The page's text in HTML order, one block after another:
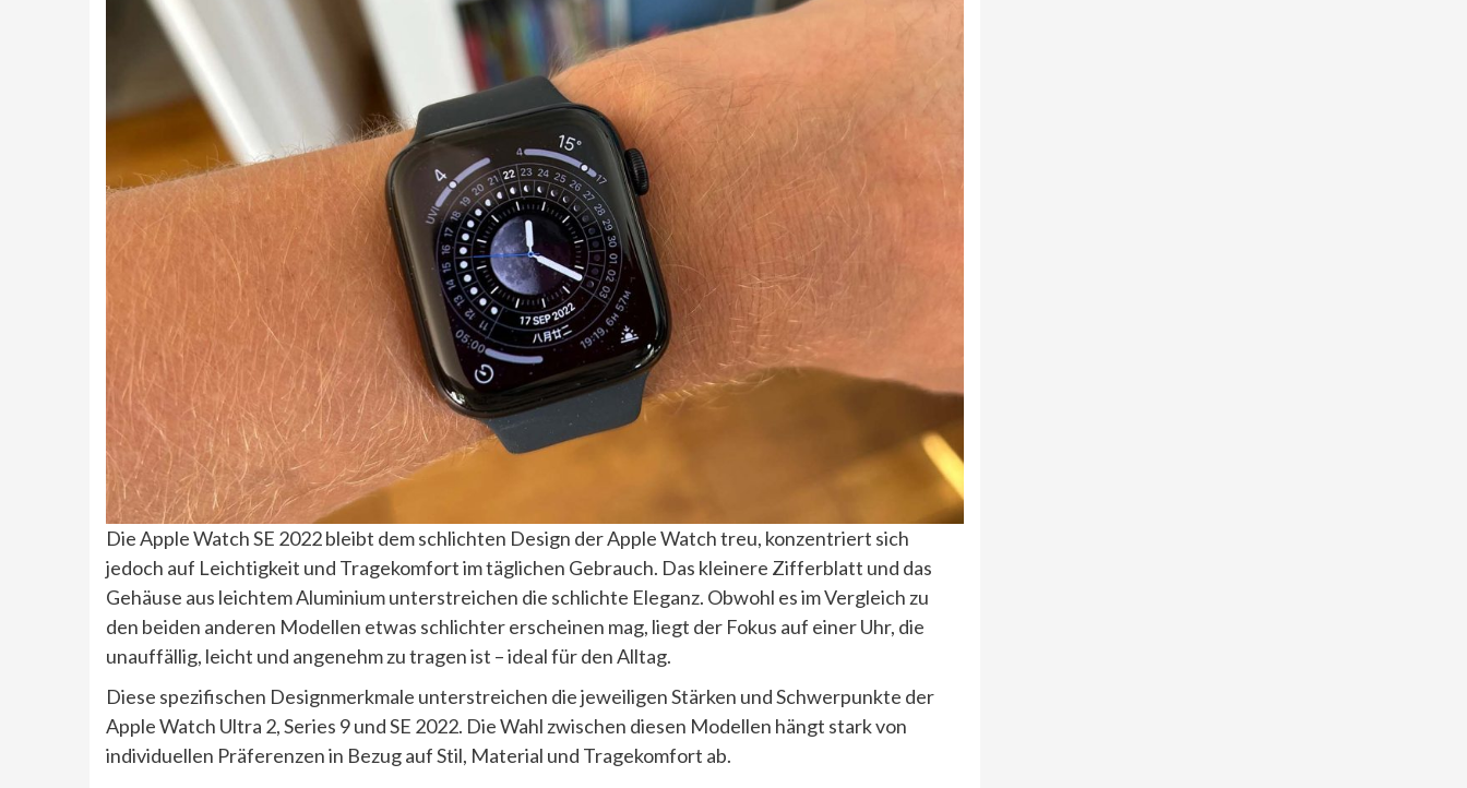
Die Apple Watch SE 2022 bleibt dem schlichten Design der Apple Watch treu, konzentriert sich
jedoch auf Leichtigkeit und Tragekomfort im täglichen Gebrauch. Das kleinere Zifferblatt und das
Gehäuse aus leichtem Aluminium unterstreichen die schlichte Eleganz. Obwohl es im Vergleich zu
den beiden anderen Modellen etwas schlichter erscheinen mag, liegt der Fokus auf einer Uhr, die
unauffällig, leicht und angenehm zu tragen ist – ideal für den Alltag.
Diese spezifischen Designmerkmale unterstreichen die jeweiligen Stärken und Schwerpunkte der
Apple Watch Ultra 2, Series 9 und SE 2022. Die Wahl zwischen diesen Modellen hängt stark von
individuellen Präferenzen in Bezug auf Stil, Material und Tragekomfort ab.